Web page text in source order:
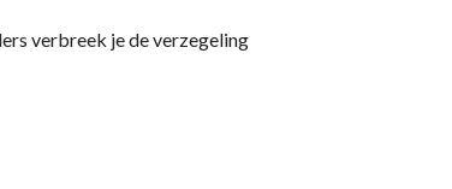
verbreek je de verzegeling